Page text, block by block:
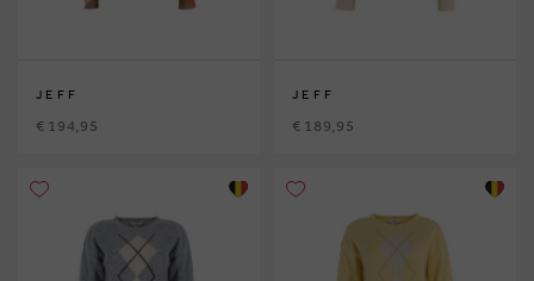
JEFF
€ 194,95
JEFF
€ 189,95